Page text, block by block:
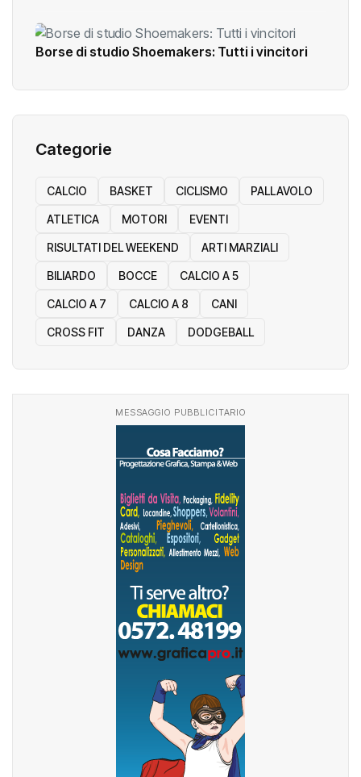
Borse di studio Shoemakers: Tutti i vincitori
Categorie
CALCIO BASKET CICLISMO PALLAVOLO
ATLETICA MOTORI EVENTI
RISULTATI DEL WEEKEND ARTI MARZIALI
BILIARDO BOCCE CALCIO A 5
CALCIO A 7 CALCIO A 8 CANI
CROSS FIT DANZA DODGEBALL
MESSAGGIO PUBBLICITARIO